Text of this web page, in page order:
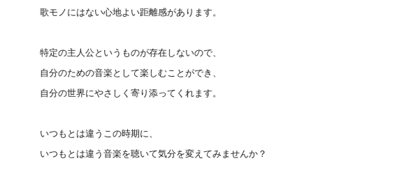
歌モノにはない心地よい距離感があります。
特定の主人公というものが存在しないので、
自分のための音楽として楽しむことができ、
自分の世界にやさしく寄り添ってくれます。
いつもとは違うこの時期に、
いつもとは違う音楽を聴いて気分を変えてみませんか？